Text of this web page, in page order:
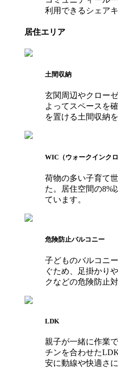
利用できるシェア
居住エリア
土間収納
玄関周辺やクロー
よってスペースを
を置ける土間収納
WIC（ウォークインクロ
荷物の多い子育て
た。居住空間の8%
ています。
危険防止バルコニー
子どものバルコニ
ぐため、足掛かり
クなどの危険防止
LDK
親子が一緒に作業
チンを合わせた
安に動線や快適さ